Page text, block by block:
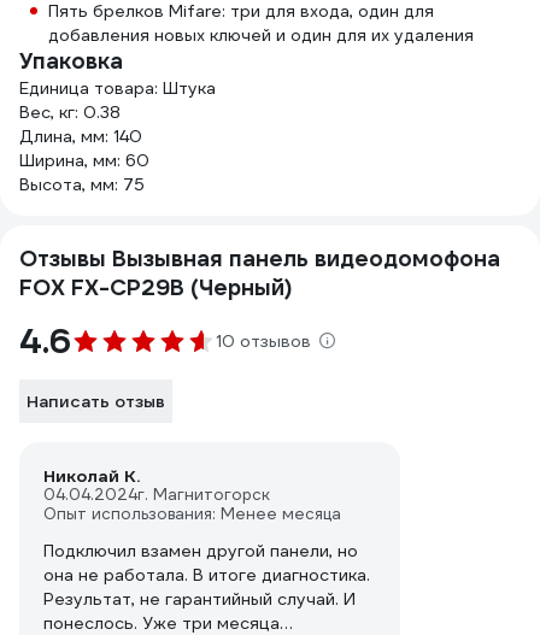
Пять брелков Mifare: три для входа, один для
добавления новых ключей и один для их удаления
Упаковка
Единица товара: Штука
Вес, кг: 0.38
Длина, мм: 140
Ширина, мм: 60
Высота, мм: 75
Отзывы Вызывная панель видеодомофона
FOX FX-CP29B (Черный)
4.6 10 отзывов
Написать отзыв
Николай К.
04.04.2024г. Магнитогорск
Опыт использования: Менее месяца
Подключил взамен другой панели, но
она не работала. В итоге диагностика.
Результат, не гарантийный случай. И
понеслось. Уже три месяца